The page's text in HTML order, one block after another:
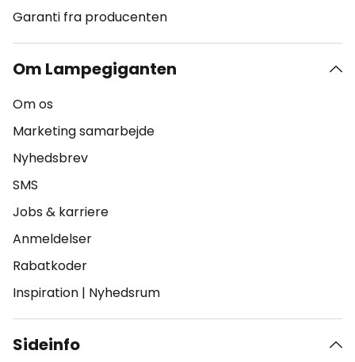
Garanti fra producenten
Om Lampegiganten
Om os
Marketing samarbejde
Nyhedsbrev
SMS
Jobs & karriere
Anmeldelser
Rabatkoder
Inspiration | Nyhedsrum
Sideinfo